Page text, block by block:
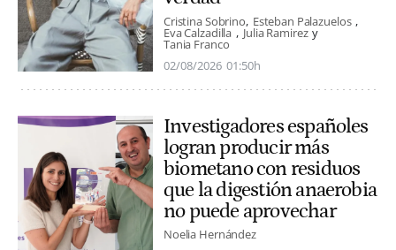
Cristina Sobrino Esteban Palazuelos
Eva Calzadilla Julia Ramirez
Tania Franco
02/08/2026 01:50h
Investigadores españoles
logran producir más
biometano con residuos
que la digestión anaerobia
no puede aprovechar
Noelia Hernández